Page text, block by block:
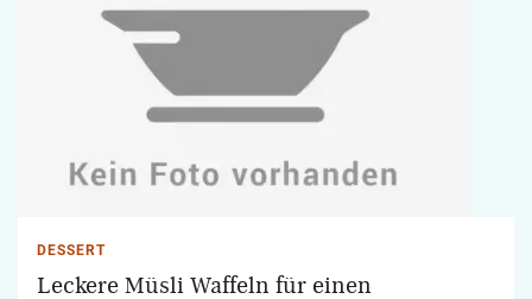
DESSERT
Leckere Müsli Waffeln für einen